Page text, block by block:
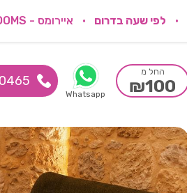
לפי שעה בדרום איירומס - IROOMS
Whatsapp
החל מ
₪100